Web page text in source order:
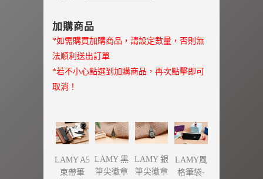
加購商品
*如需購買加購商品，請設定數量，否則無
法順利送出訂單
*若不小心點選到加購商品，再次點擊即可
取消！
LAMY A5
束帶筆
LAMY 黑
筆尖徽章
LAMY 銀
筆尖徽章
LAMY風
格筆袋-